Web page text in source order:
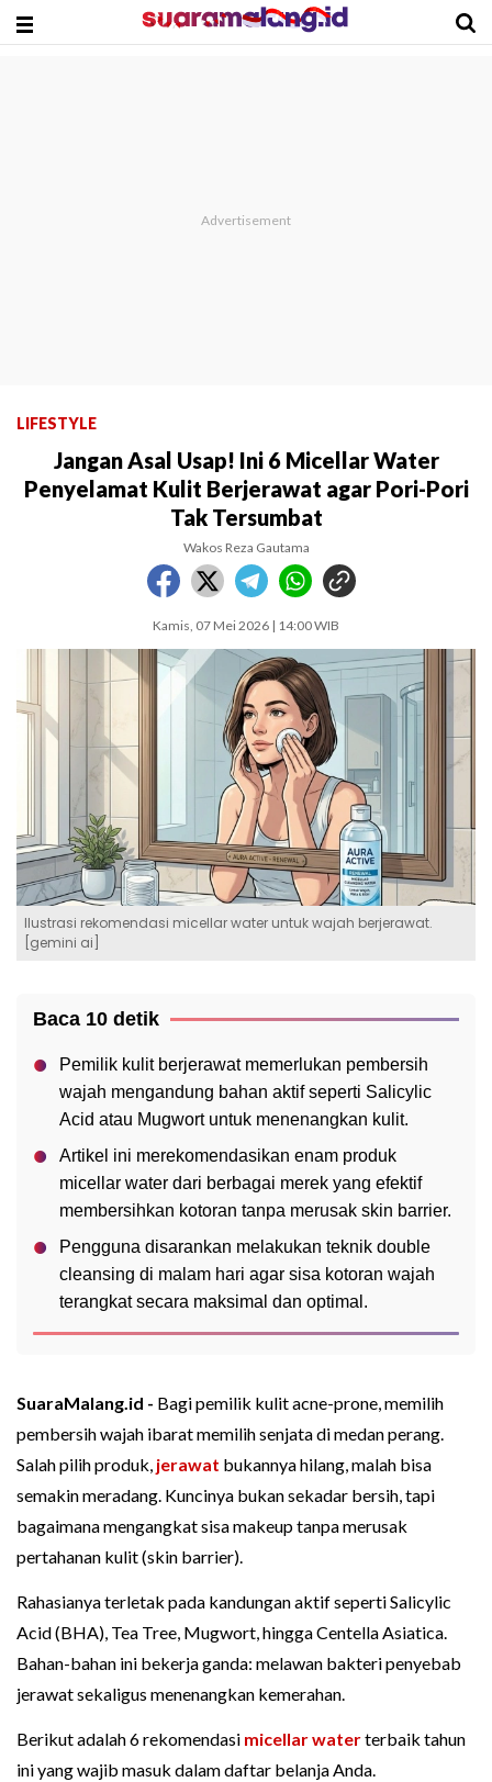
LIFESTYLE
Jangan Asal Usap! Ini 6 Micellar Water
Penyelamat Kulit Berjerawat agar Pori-Pori
Tak Tersumbat
Wakos Reza Gautama
Kamis, 07 Mei 2026 | 14:00 WIB
Ilustrasi rekomendasi micellar water untuk wajah berjerawat.
[gemini ai]
Baca 10 detik
Pemilik kulit berjerawat memerlukan pembersih
wajah mengandung bahan aktif seperti Salicylic
Acid atau Mugwort untuk menenangkan kulit.
Artikel ini merekomendasikan enam produk
micellar water dari berbagai merek yang efektif
membersihkan kotoran tanpa merusak skin barrier.
Pengguna disarankan melakukan teknik double
cleansing di malam hari agar sisa kotoran wajah
terangkat secara maksimal dan optimal.
SuaraMalang.id - Bagi pemilik kulit acne-prone, memilih
pembersih wajah ibarat memilih senjata di medan perang.
Salah pilih produk, jerawat bukannya hilang, malah bisa
semakin meradang. Kuncinya bukan sekadar bersih, tapi
bagaimana mengangkat sisa makeup tanpa merusak
pertahanan kulit (skin barrier).
Rahasianya terletak pada kandungan aktif seperti Salicylic
Acid (BHA), Tea Tree, Mugwort, hingga Centella Asiatica.
Bahan-bahan ini bekerja ganda: melawan bakteri penyebab
jerawat sekaligus menenangkan kemerahan.
Berikut adalah 6 rekomendasi micellar waterterbaik tahun
ini yang wajib masuk dalam daftar belanja Anda.